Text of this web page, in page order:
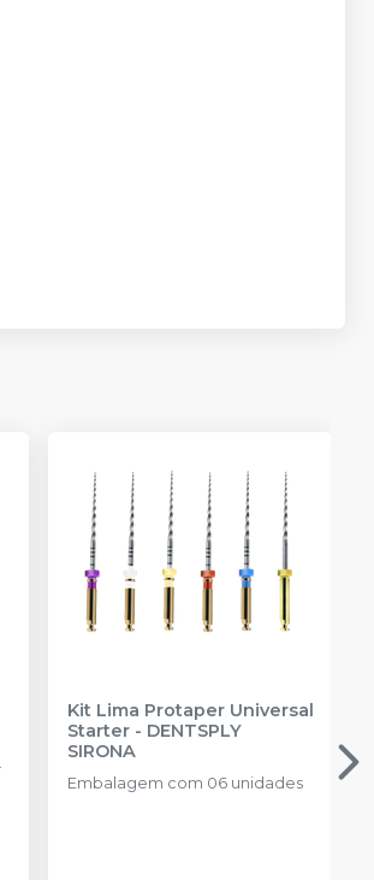
Kit Lima Protaper Universal
Starter- DENTSPLY
SIRONA
Embalagem com 06 unidades